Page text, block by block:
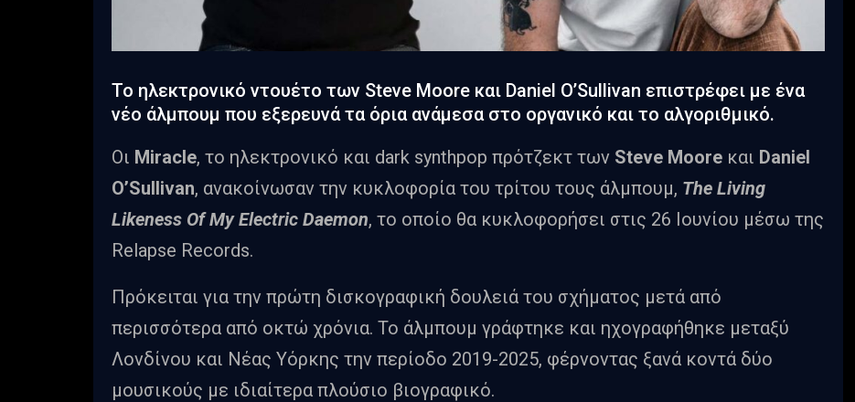
Το ηλεκτρονικό ντουέτο των Steve Moore και Daniel O’Sullivan επιστρέφει με ένα
νέο άλμπουμ που εξερευνά τα όρια ανάμεσα στο οργανικό και το αλγοριθμικό.
Οι Miracle, το ηλεκτρονικό και dark synthpop πρότζεκτ των Steve Moore και Daniel
O’Sullivan, ανακοίνωσαν την κυκλοφορία του τρίτου τους άλμπουμ, The Living
Likeness Of My Electric Daemon, το οποίο θα κυκλοφορήσει στις 26 Ιουνίου μέσω της
Relapse Records.
Πρόκειται για την πρώτη δισκογραφική δουλειά του σχήματος μετά από
περισσότερα από οκτώ χρόνια. Το άλμπουμ γράφτηκε και ηχογραφήθηκε μεταξύ
Λονδίνου και Νέας Υόρκης την περίοδο 2019-2025, φέρνοντας ξανά κοντά δύο
μουσικούς με ιδιαίτερα πλούσιο βιογραφικό.